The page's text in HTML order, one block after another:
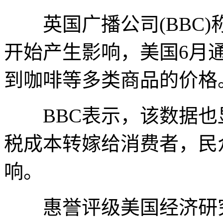
英国广播公司(BBC)
开始产生影响，美国6月
到咖啡等多类商品的价格
BBC表示，该数据也
税成本转嫁给消费者，
响。
惠誉评级美国经济研